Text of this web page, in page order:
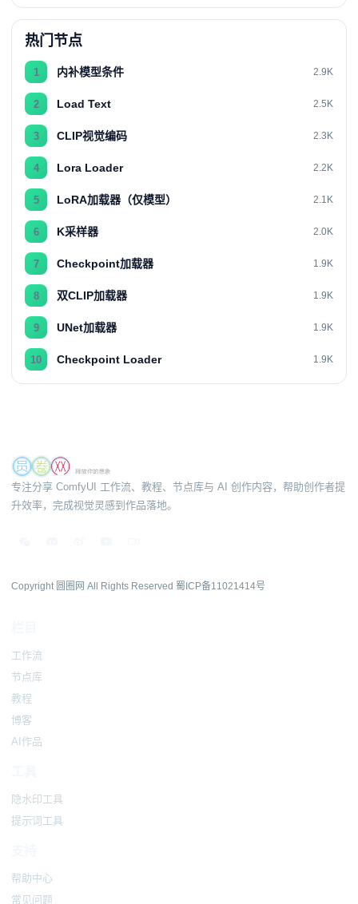
热门节点
1 内补模型条件 2.9K
2 Load Text 2.5K
3 CLIP视觉编码 2.3K
4 Lora Loader 2.2K
5 LoRA加载器（仅模型） 2.1K
6 K采样器 2.0K
7 Checkpoint加载器 1.9K
8 双CLIP加载器 1.9K
9 UNet加载器 1.9K
10 Checkpoint Loader 1.9K
专注分享 ComfyUI 工作流、教程、节点库与 AI 创作内容，帮助创作者提
升效率，完成视觉灵感到作品落地。
Copyright 圆圈网 All Rights Reserved 蜀ICP备11021414号
工作流
节点库
教程
博客
AI作品
隐水印工具
提示词工具
帮助中心
常见问题